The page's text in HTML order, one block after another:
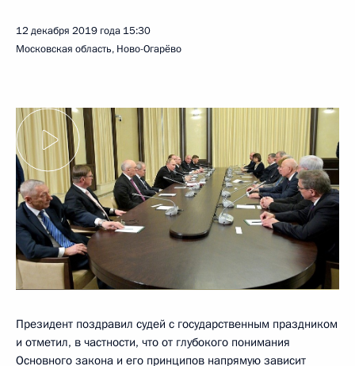
12 декабря 2019 года 15:30
Московская область, Ново-Огарёво
Президент поздравил судей с государственным праздником
и отметил, в частности, что от глубокого понимания
Основного закона и его принципов напрямую зависит